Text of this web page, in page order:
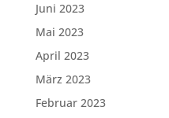
Juni 2023
Mai 2023
April 2023
März 2023
Februar 2023